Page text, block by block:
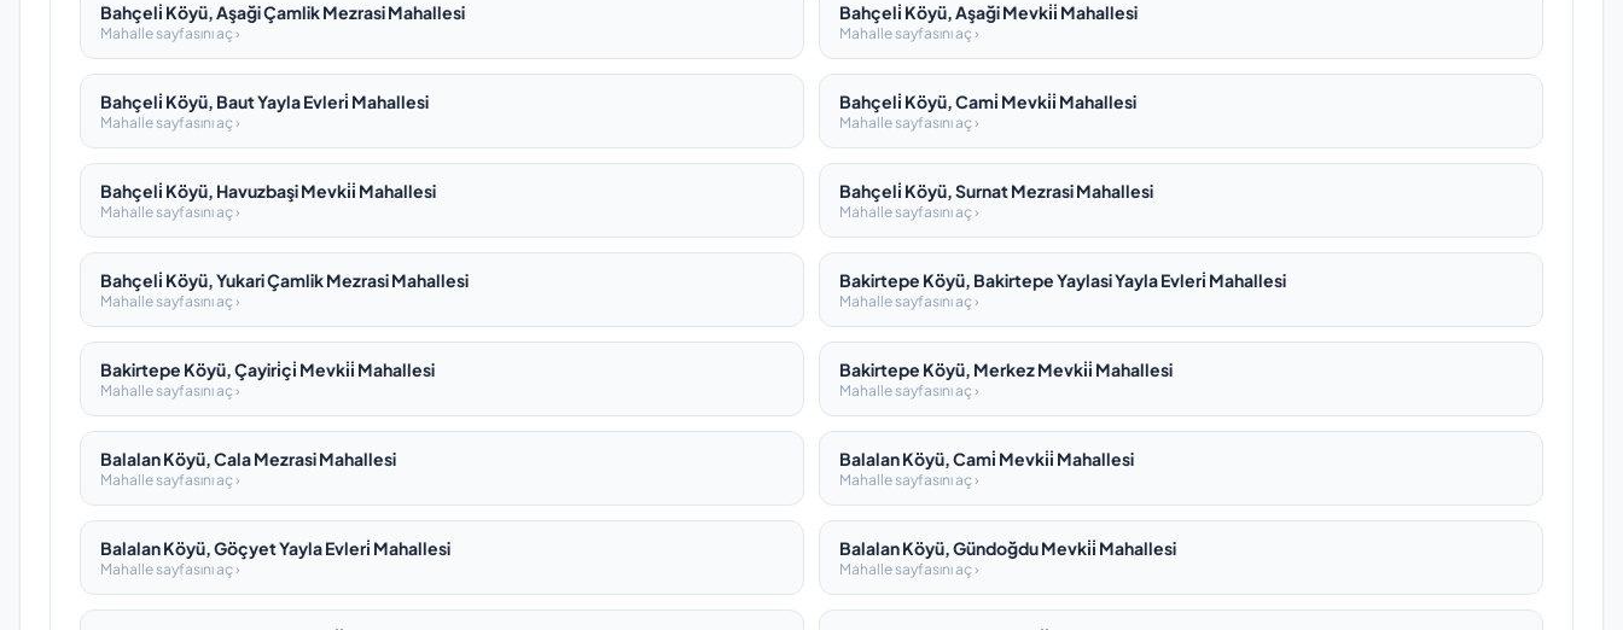
Bahçeli̇ Köyü, Aşaği Çamlik Mezrasi Mahallesi
Mahalle sayfasını aç ›
Bahçeli̇ Köyü, Aşaği Mevki̇i̇ Mahallesi
Mahalle sayfasını aç ›
Bahçeli̇ Köyü, Baut Yayla Evleri̇ Mahallesi
Mahalle sayfasını aç ›
Bahçeli̇ Köyü, Cami̇ Mevki̇i̇ Mahallesi
Mahalle sayfasını aç ›
Bahçeli̇ Köyü, Havuzbaşi Mevki̇i̇ Mahallesi
Mahalle sayfasını aç ›
Bahçeli̇ Köyü, Surnat Mezrasi Mahallesi
Mahalle sayfasını aç ›
Bahçeli̇ Köyü, Yukari Çamlik Mezrasi Mahallesi
Mahalle sayfasını aç ›
Bakirtepe Köyü, Bakirtepe Yaylasi Yayla Evleri̇ Mahallesi
Mahalle sayfasını aç ›
Bakirtepe Köyü, Çayiri̇çi̇ Mevki̇i̇ Mahallesi
Mahalle sayfasını aç ›
Bakirtepe Köyü, Merkez Mevki̇i̇ Mahallesi
Mahalle sayfasını aç ›
Balalan Köyü, Cala Mezrasi Mahallesi
Mahalle sayfasını aç ›
Balalan Köyü, Cami̇ Mevki̇i̇ Mahallesi
Mahalle sayfasını aç ›
Balalan Köyü, Göçyet Yayla Evleri̇ Mahallesi
Mahalle sayfasını aç ›
Balalan Köyü, Gündoğdu Mevki̇i̇ Mahallesi
Mahalle sayfasını aç ›